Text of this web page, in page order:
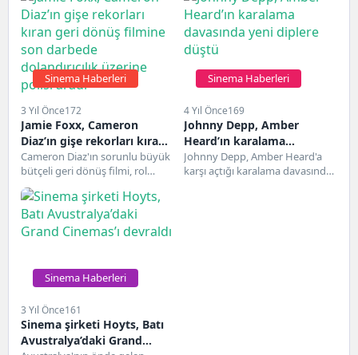
Sinema Haberleri
3 Yıl Önce172
Jamie Foxx, Cameron
Diaz’ın gişe rekorları kıran
geri dönüş filmine son
darbede dolandırıcılık
üzerine polisi aradı
Cameron Diaz'ın sorunlu büyük
bütçeli geri dönüş filmi, rol
arkadaşı Jamie Foxx'tan ayrıntılı
bir dolandırıcılıkla...
Sinema Haberleri
4 Yıl Önce169
Johnny Depp, Amber
Heard’ın karalama
davasında yeni diplere
düştü
Johnny Depp, Amber Heard'a
karşı açtığı karalama davasında
Sinema Haberleri
3 Yıl Önce161
Sinema şirketi Hoyts, Batı
Avustralya’daki Grand